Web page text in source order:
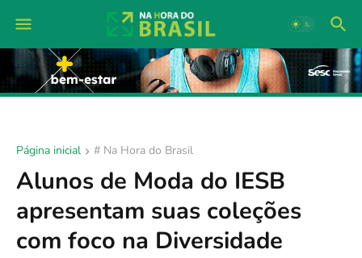
Página inicial # Na Hora do Brasil
Alunos de Moda do IESB
apresentam suas coleções
com foco na Diversidade